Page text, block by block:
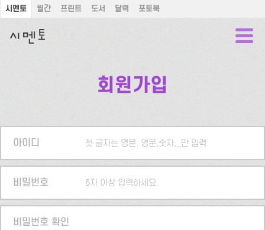
시멘토 월간 프린트 도서 달력 포토북
회원가입
아이디 첫 글자는 영문. 영문,숫자,_만 입력.
비밀번호 6자 이상 입력하세요.
비밀번호 확인